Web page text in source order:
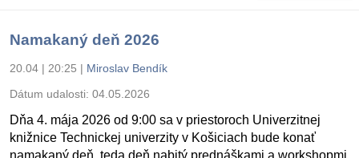
Namakaný deň 2026
20.04 | 20:25 | Miroslav Bendík
Dátum udalosti: 04.05.2026
Dňa 4. mája 2026 od 9:00 sa v priestoroch Univerzitnej
knižnice Technickej univerzity v Košiciach bude konať
namakaný deň, teda deň nabitý prednáškami a workshopmi